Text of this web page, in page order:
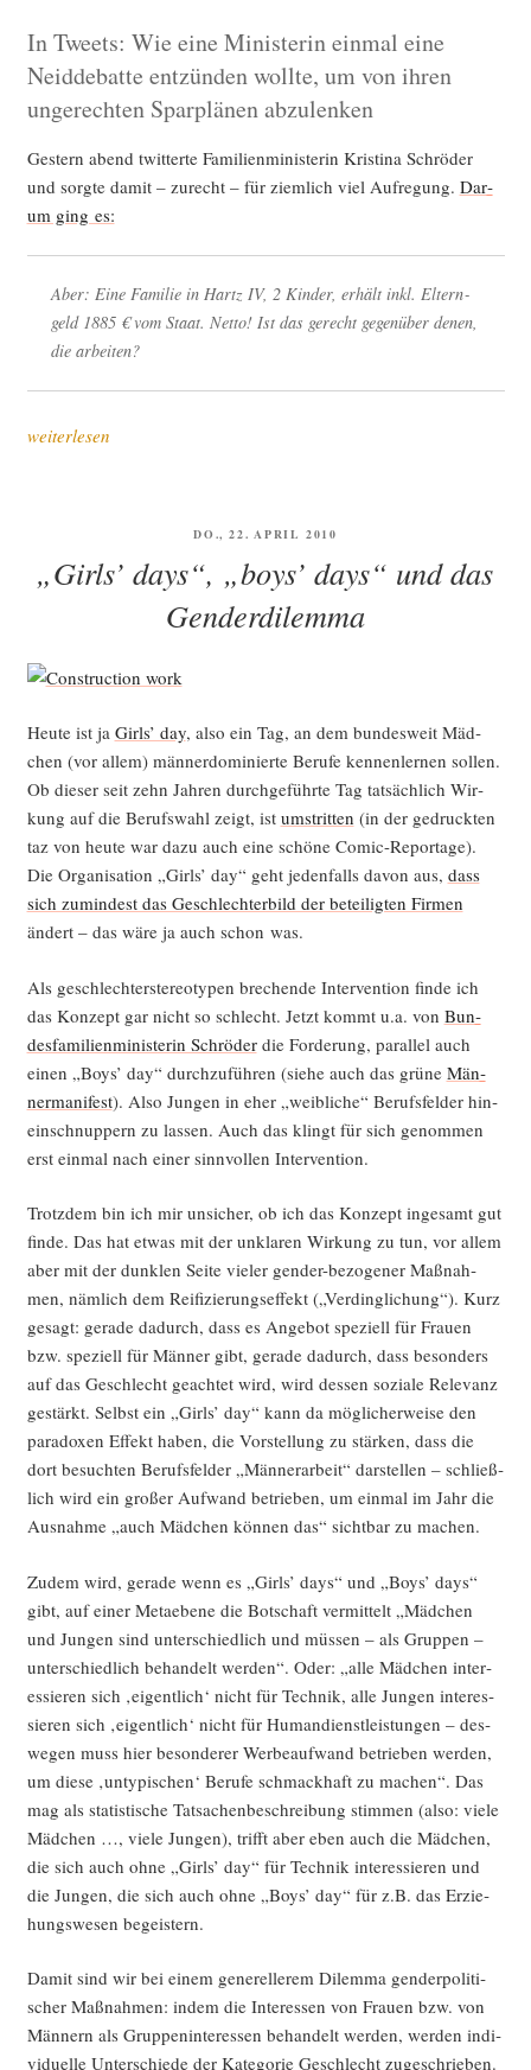
In Tweets: Wie eine Ministerin einmal eine
Neiddebatte entzünden wollte, um von ihren
ungerechten Sparplänen abzulenken
Ges­tern abend twit­ter­te Fami­li­en­mi­nis­te­rin Kris­ti­na Schrö­der
und sorg­te damit – zurecht – für ziem­lich viel Auf­re­gung. Dar­
um ging es:
Aber: Eine Fami­lie in Hartz IV, 2 Kin­der, erhält inkl. Eltern­
geld 1885 € vom Staat. Net­to! Ist das gerecht gegen­über denen,
die arbeiten?
„Wie
ein­
Neid­
de­
weiterlesen
VERÖFFENTLICHT
DO., 22. APRIL 2010
„Girls’ days“, „boys’ days“ und das
Genderdilemma
Heu­te ist ja Girls’ day, also ein Tag, an dem bun­des­weit Mäd­
chen (vor allem) män­ner­do­mi­nier­te Beru­fe ken­nen­ler­nen sol­len.
Ob die­ser seit zehn Jah­ren durch­ge­führ­te Tag tat­säch­lich Wir­
kung auf die Berufs­wahl zeigt, ist umstrit­ten (in der gedruck­ten
taz von heu­te war dazu auch eine schö­ne Comic-Repor­ta­ge).
Die Orga­ni­sa­ti­on „Girls’ day“ geht jeden­falls davon aus, dass
sich zumin­dest das Geschlech­ter­bild der betei­lig­ten Fir­men
ändert – das wäre ja auch schon was.
Als geschlech­ter­ste­reo­ty­pen bre­chen­de Inter­ven­ti­on fin­de ich
das Kon­zept gar nicht so schlecht. Jetzt kommt u.a. von Bun­
des­fa­mi­li­en­mi­nis­te­rin Schrö­derdie For­de­rung, par­al­lel auch
einen „Boys’ day“ durch­zu­füh­ren (sie­he auch das grü­ne Män­
ner­ma­ni­fest). Also Jun­gen in eher „weib­li­che“ Berufs­fel­der hin­
ein­schnup­pern zu las­sen. Auch das klingt für sich genom­men
erst ein­mal nach einer sinn­vol­len Intervention.
Trotz­dem bin ich mir unsi­cher, ob ich das Kon­zept inge­samt gut
fin­de. Das hat etwas mit der unkla­ren Wir­kung zu tun, vor allem
aber mit der dunk­len Sei­te vie­ler gen­der-bezo­ge­ner Maß­nah­
men, näm­lich dem Rei­fi­zie­rungs­ef­fekt („Ver­ding­li­chung“). Kurz
gesagt: gera­de dadurch, dass es Ange­bot spe­zi­ell für Frau­en
bzw. spe­zi­ell für Män­ner gibt, gera­de dadurch, dass beson­ders
auf das Geschlecht geach­tet wird, wird des­sen sozia­le Rele­vanz
gestärkt. Selbst ein „Girls’ day“ kann da mög­li­cher­wei­se den
para­do­xen Effekt haben, die Vor­stel­lung zu stär­ken, dass die
dort besuch­ten Berufs­fel­der „Män­ner­ar­beit“ dar­stel­len – schließ­
lich wird ein gro­ßer Auf­wand betrie­ben, um ein­mal im Jahr die
Aus­nah­me „auch Mäd­chen kön­nen das“ sicht­bar zu machen.
Zudem wird, gera­de wenn es „Girls’ days“ und „Boys’ days“
gibt, auf einer Meta­ebe­ne die Bot­schaft ver­mit­telt „Mäd­chen
und Jun­gen sind unter­schied­lich und müs­sen – als Grup­pen –
unter­schied­lich behan­delt wer­den“. Oder: „alle Mäd­chen inter­
es­sie­ren sich ‚eigent­lich‘ nicht für Tech­nik, alle Jun­gen inter­es­
sie­ren sich ‚eigent­lich‘ nicht für Human­dienst­leis­tun­gen – des­
we­gen muss hier beson­de­rer Wer­be­auf­wand betrie­ben wer­den,
um die­se ‚unty­pi­schen‘ Beru­fe schmack­haft zu machen“. Das
mag als sta­tis­ti­sche Tat­sa­chen­be­schrei­bung stim­men (also: vie­le
Mäd­chen …, vie­le Jun­gen), trifft aber eben auch die Mäd­chen,
die sich auch ohne „Girls’ day“ für Tech­nik inter­es­sie­ren und
die Jun­gen, die sich auch ohne „Boys’ day“ für z.B. das Erzie­
hungs­we­sen begeistern.
Damit sind wir bei einem gene­rel­le­rem Dilem­ma gen­der­po­li­ti­
scher Maß­nah­men: indem die Inter­es­sen von Frau­en bzw. von
Män­nern als Grup­pen­in­ter­es­sen behan­delt wer­den, wer­den indi­
vi­du­el­le Unter­schie­de der Kate­go­rie Geschlecht zuge­schrie­ben.